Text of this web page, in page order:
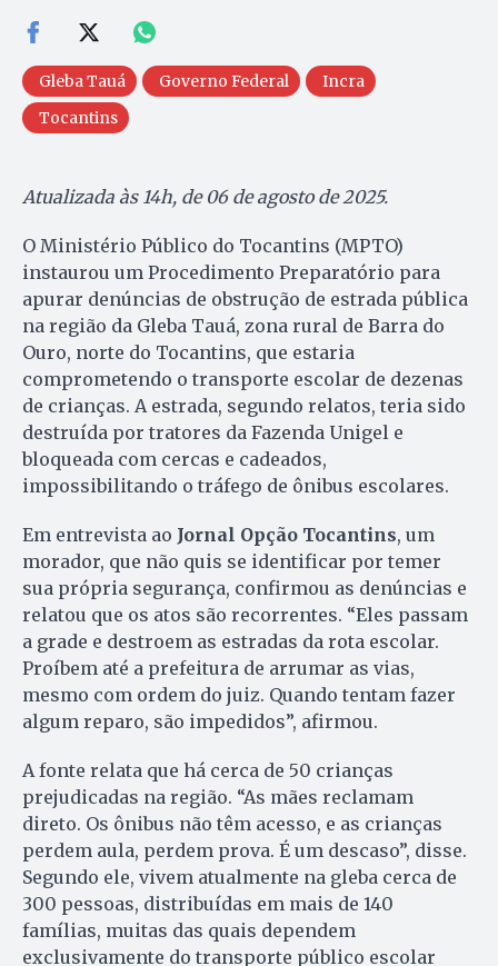
Gleba Tauá Governo Federal
Incra
Tocantins
Atualizada às 14h, de 06 de agosto de 2025.
O Ministério Público do Tocantins (MPTO)
instaurou um Procedimento Preparatório para
apurar denúncias de obstrução de estrada pública
na região da Gleba Tauá, zona rural de Barra do
Ouro, norte do Tocantins, que estaria
comprometendo o transporte escolar de dezenas
de crianças. A estrada, segundo relatos, teria sido
destruída por tratores da Fazenda Unigel e
bloqueada com cercas e cadeados,
impossibilitando o tráfego de ônibus escolares.
Em entrevista ao Jornal Opção Tocantins, um
morador, que não quis se identificar por temer
sua própria segurança, confirmou as denúncias e
relatou que os atos são recorrentes. “Eles passam
a grade e destroem as estradas da rota escolar.
Proíbem até a prefeitura de arrumar as vias,
mesmo com ordem do juiz. Quando tentam fazer
algum reparo, são impedidos”, afirmou.
A fonte relata que há cerca de 50 crianças
prejudicadas na região. “As mães reclamam
direto. Os ônibus não têm acesso, e as crianças
perdem aula, perdem prova. É um descaso”, disse.
Segundo ele, vivem atualmente na gleba cerca de
300 pessoas, distribuídas em mais de 140
famílias, muitas das quais dependem
exclusivamente do transporte público escolar